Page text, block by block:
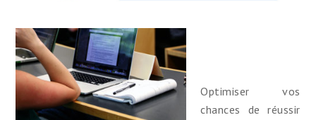
Optimiser vos
chances de réussir